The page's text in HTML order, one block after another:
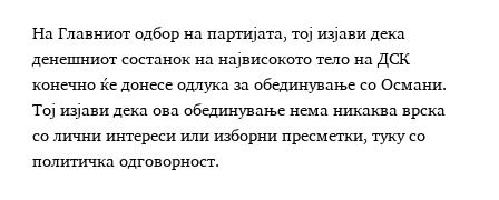
На Главниот одбор на партијата, тој изјави дека
денешниот состанок на највисокото тело на ДСК
конечно ќе донесе одлука за обединување со Османи.
Тој изјави дека ова обединување нема никаква врска
со лични интереси или изборни пресметки, туку со
политичка одговорност.